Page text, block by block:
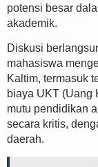
potensi besar
akademik.
Diskusi
mahasiswa
Kaltim, termasuk
biaya UKT (Uang
mutu pendidikan
secara kritis,
daerah.